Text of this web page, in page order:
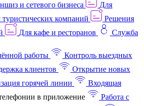
и сетевого бизнеса
Для
туристических компаний
Решения
Для кафе и ресторанов
Служба
работы
Контроль выездных
клиентов
Открытие новых
горячей линии
Входящая
в приложение
Работа с